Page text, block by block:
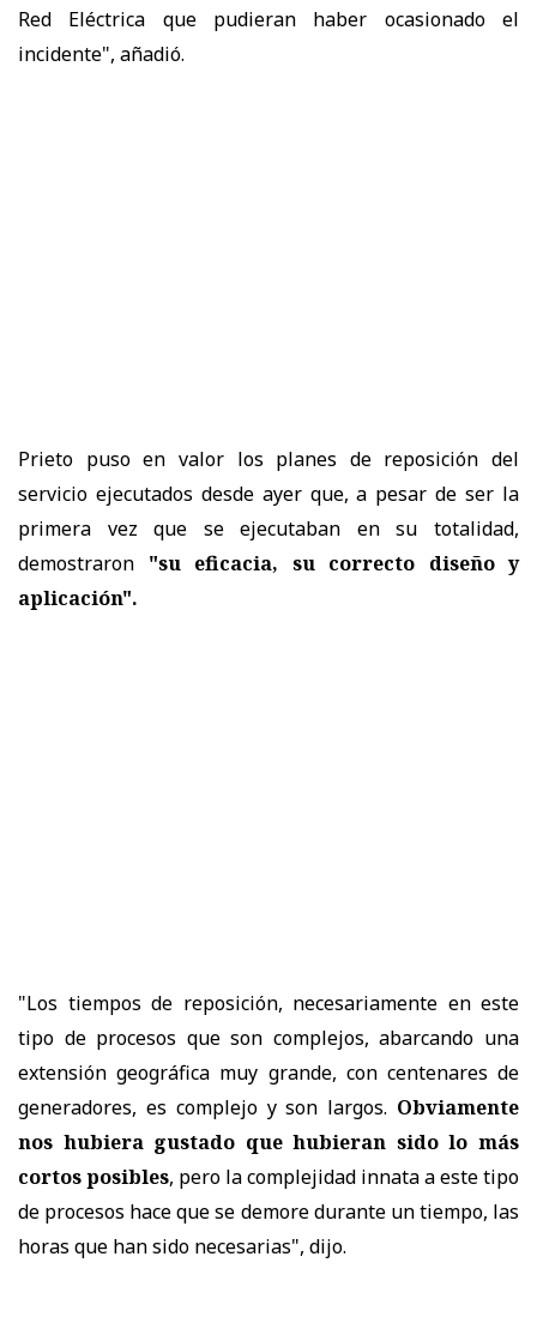
Red Eléctrica que pudieran haber ocasionado el
incidente", añadió.
Prieto puso en valor los planes de reposición del
servicio ejecutados desde ayer que, a pesar de ser la
primera vez que se ejecutaban en su totalidad,
demostraron "su eficacia, su correcto diseño y
aplicación".
"Los tiempos de reposición, necesariamente en este
tipo de procesos que son complejos, abarcando una
extensión geográfica muy grande, con centenares de
generadores, es complejo y son largos. Obviamente
nos hubiera gustado que hubieran sido lo más
cortos posibles, pero la complejidad innata a este tipo
de procesos hace que se demore durante un tiempo, las
horas que han sido necesarias", dijo.